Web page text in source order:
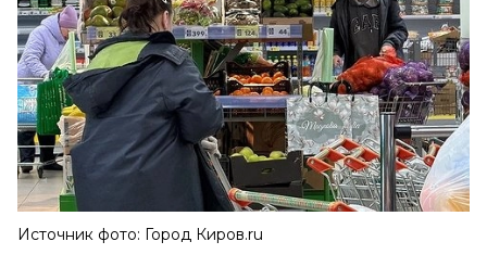
Источник фото: Город Киров.ru